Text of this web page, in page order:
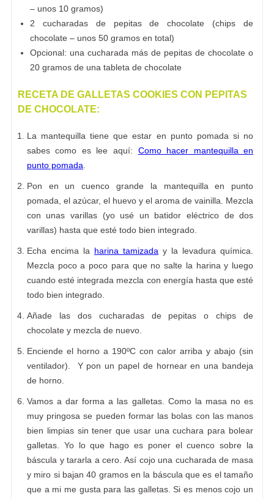
– unos 10 gramos)
2 cucharadas de pepitas de chocolate (chips de
chocolate – unos 50 gramos en total)
Opcional: una cucharada más de pepitas de chocolate o
20 gramos de una tableta de chocolate
RECETA DE GALLETAS COOKIES CON PEPITAS
DE CHOCOLATE:
La mantequilla tiene que estar en punto pomada si no
sabes como es lee aquí: Como hacer mantequilla en
punto pomada
Pon en un cuenco grande la mantequilla en punto
pomada, el azúcar, el huevo y el aroma de vainilla. Mezcla
con unas varillas (yo usé un batidor eléctrico de dos
varillas) hasta que esté todo bien integrado.
Echa encima la harina tamizada y la levadura química.
Mezcla poco a poco para que no salte la harina y luego
cuando esté integrada mezcla con energía hasta que esté
todo bien integrado.
Añade las dos cucharadas de pepitas o chips de
chocolate y mezcla de nuevo.
Enciende el horno a 190ºC con calor arriba y abajo (sin
ventilador). Y pon un papel de hornear en una bandeja
de horno.
Vamos a dar forma a las galletas. Como la masa no es
muy pringosa se pueden formar las bolas con las manos
bien limpias sin tener que usar una cuchara para bolear
galletas. Yo lo que hago es poner el cuenco sobre la
báscula y tararla a cero. Así cojo una cucharada de masa
y miro si bajan 40 gramos en la báscula que es el tamaño
que a mi me gusta para las galletas. Si es menos cojo un